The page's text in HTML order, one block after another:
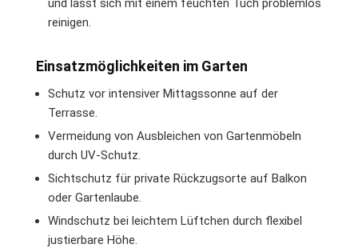
und lässt sich mit einem feuchten Tuch problemlos
reinigen.
Einsatzmöglichkeiten im Garten
Schutz vor intensiver Mittagssonne auf der
Terrasse.
Vermeidung von Ausbleichen von Gartenmöbeln
durch UV-Schutz.
Sichtschutz für private Rückzugsorte auf Balkon
oder Gartenlaube.
Windschutz bei leichtem Lüftchen durch flexibel
justierbare Höhe.